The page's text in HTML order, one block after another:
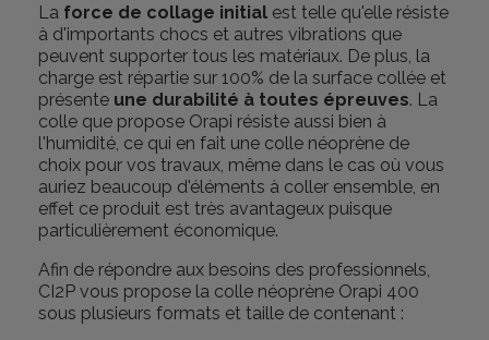
La force de collage initial est telle qu'elle résiste
à d'importants chocs et autres vibrations que
peuvent supporter tous les matériaux. De plus, la
charge est répartie sur 100% de la surface collée et
présente une durabilité à toutes épreuves. La
colle que propose Orapi résiste aussi bien à
l'humidité, ce qui en fait une colle néoprène de
choix pour vos travaux, même dans le cas où vous
auriez beaucoup d'éléments à coller ensemble, en
effet ce produit est très avantageux puisque
particulièrement économique.
Afin de répondre aux besoins des professionnels,
CI2P vous propose la colle néoprène Orapi 400
sous plusieurs formats et taille de contenant :